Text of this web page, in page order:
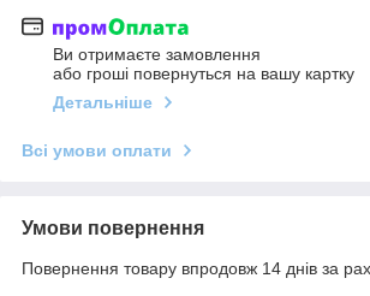
Ви отримаєте замовлення
або гроші повернуться на вашу картку
Детальніше
Всі умови оплати
Умови повернення
Повернення товару впродовж 14 днів за